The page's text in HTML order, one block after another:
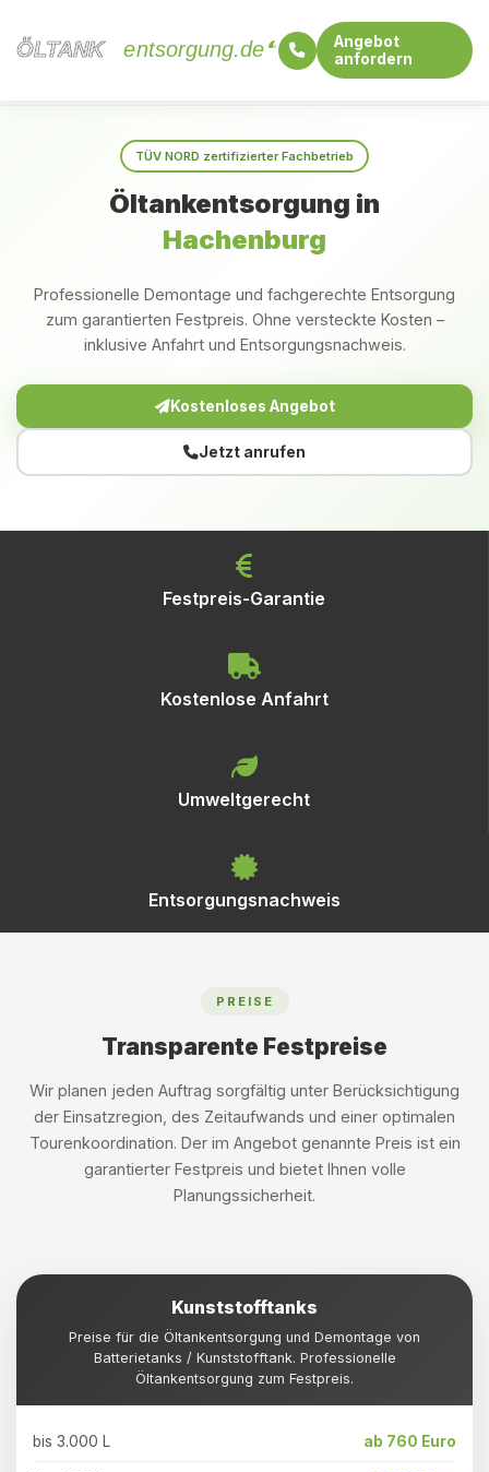
ÖLTANK
ÖLTANK entsorgung.de
Angebot
anfordern
TÜV NORD zertifizierter Fachbetrieb
Öltankentsorgung in
Hachenburg
Professionelle Demontage und fachgerechte Entsorgung
zum garantierten Festpreis. Ohne versteckte Kosten –
inklusive Anfahrt und Entsorgungsnachweis.
Kostenloses Angebot
Jetzt anrufen
Festpreis-Garantie
Kostenlose Anfahrt
Umweltgerecht
Entsorgungsnachweis
PREISE
Transparente Festpreise
Wir planen jeden Auftrag sorgfältig unter Berücksichtigung
der Einsatzregion, des Zeitaufwands und einer optimalen
Tourenkoordination. Der im Angebot genannte Preis ist ein
garantierter Festpreis und bietet Ihnen volle
Planungssicherheit.
Kunststofftanks
Preise für die Öltankentsorgung und Demontage von
Batterietanks / Kunststofftank. Professionelle
Öltankentsorgung zum Festpreis.
bis 3.000 L ab 760 Euro